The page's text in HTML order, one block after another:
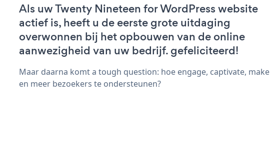
Als uw Twenty Nineteen for WordPress website
actief is, heeft u de eerste grote uitdaging
overwonnen bij het opbouwen van de online
aanwezigheid van uw bedrijf. gefeliciteerd!
Maar daarna komt a tough question: hoe engage, captivate, make
en meer bezoekers te ondersteunen?